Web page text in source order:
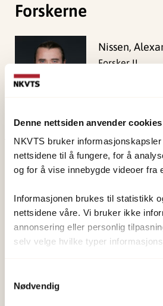
Denne nettsiden anvender cookies
NKVTS bruker
nettsidene til å fungere, for å
og for å vise innebygde videoer fra
Informasjonen brukes til statistikk
nettsidene våre. Vi bruker ikke
annonsering eller personlig
selv velge hvilke typer
Nødvendig
Forskerne
Nissen,
Forsker II
Publisert:19. mars 2026
Sist redigert:8. august 2026
om vold og traumatisk stress.
til å forebygge og redusere de